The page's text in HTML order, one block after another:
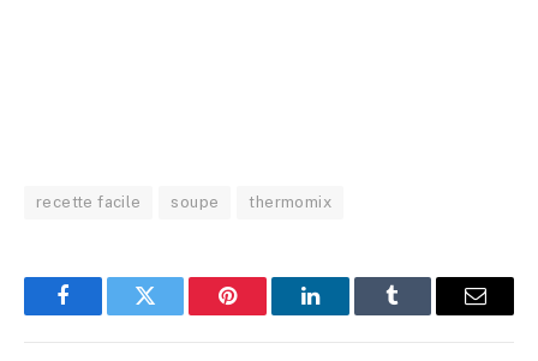
recette facile soupe thermomix
FacebookTwitter Pinterest LinkedInTumblr Email